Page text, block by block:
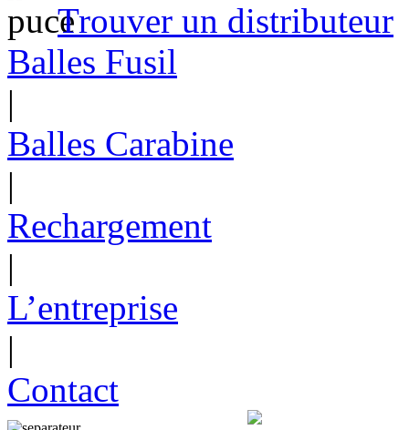
Trouver un distributeur
Balles Fusil
|
Balles Carabine
|
Rechargement
|
L’entreprise
|
Contact